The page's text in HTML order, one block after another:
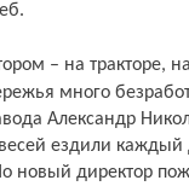
много
Александр
ездили каждый
новый директор